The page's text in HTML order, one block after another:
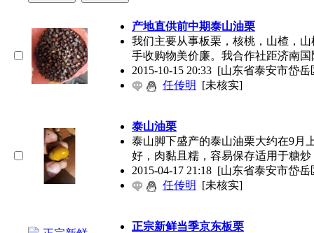
产地直供前中期泰山油栗
我们主要从事板栗，核桃，山楂，
手收购物美价廉。我合作社距济南国
2015-10-15 20:33 [山东省泰安市岱岳
任传明
[未核实]
泰山油栗
泰山脚下盛产的泰山油栗大约在9月
好，肉黏且糯，容易保存适用于糖炒
2015-04-17 21:18 [山东省泰安市岱岳
任传明
[未核实]
正宗新鲜当季京东板栗